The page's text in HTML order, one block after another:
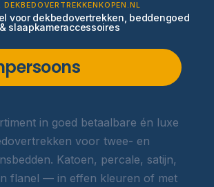
DEKBEDOVERTREKKENKOPEN.NL
voor dekbedovertrekken, beddengoed
& slaapkameraccessoires
in goed betaalbare én luxe
voor twee- en
Katoen, percale, satijn,
flanel — in effen kleuren of met